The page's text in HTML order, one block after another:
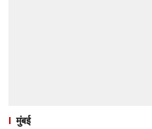
मुंबई